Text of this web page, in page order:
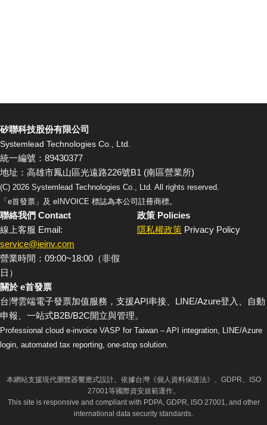
矽聯科技股份有限公司
Systemlead Technologies Co., Ltd.
統一編號：89430377
地址：高雄市鳳山區光遠路226號B1 (南區營業所)
(C) 2026 Systemlead Technologies Co., Ltd. All rights reserved.
「e首發票」及 eINVOICE 標誌為本公司註冊商標。
聯絡我們 Contact
線上客服 Email:
service@ieinv.com
營業時間：09:00~18:00（非假
日）
政策 Policies
隱私權政策 Privacy Policy
關於 e首發票
台灣雲端電子發票加值服務，支援API串接、LINE/Azure登入、自動
申報、一站式B2B/B2C開立與管理。
Professional cloud e-invoice VASP for Taiwan – API integration, LINE/Azure
login, automated tax reporting, one-stop solution.
本網站支援現代瀏覽器響應式設計。依據台灣《個人資料保護法》、GDPR、ISO
27001等國際資安規範運作。
This site is responsive and compliant with PDPA, GDPR, ISO 27001, and other
international data security standards.